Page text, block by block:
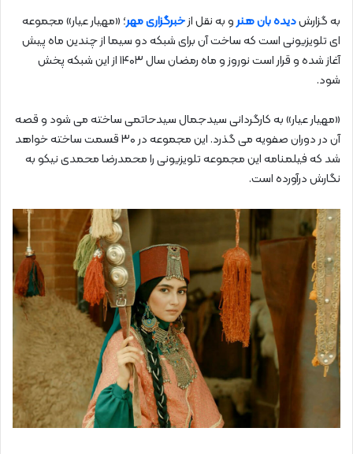
به گزارشدیده بان هنرو به نقل ازخبرگزاری مهر؛ «مهیار عیار» مجموعه‌
ای تلویزیونی است که ساخت آن برای شبکه دو سیما از چندین ماه پیش
آغاز شده و قرار است نوروز و ماه رمضان سال ۱۴۰۳ از این شبکه پخش
شود.
«مهیار عیار» به کارگردانی سیدجمال سیدحاتمی ساخته می‌ شود و قصه
آن در دوران صفویه می‌ گذرد. این مجموعه در ۳۰ قسمت ساخته خواهد
شد که فیلمنامه‌ این مجموعه تلویزیونی را محمدرضا محمدی‌ نیکو به
نگارش درآورده است.